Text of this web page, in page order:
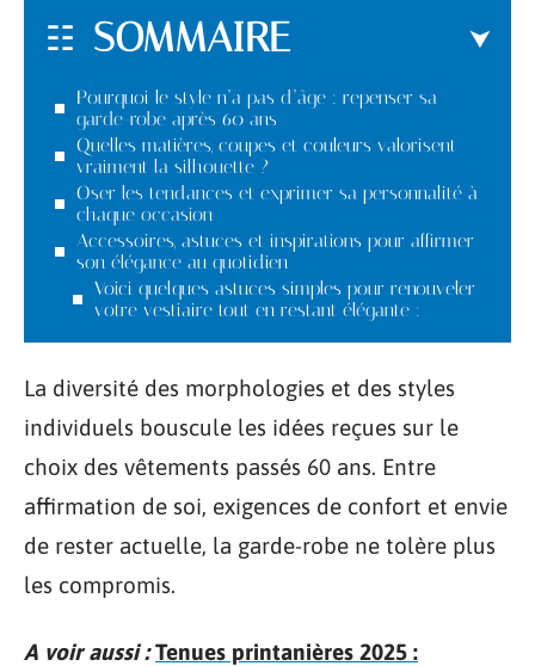
SOMMAIRE
Pourquoi le style n’a pas d’âge : repenser sa
garde-robe après 60 ans
Quelles matières, coupes et couleurs valorisent
vraiment la silhouette ?
Oser les tendances et exprimer sa personnalité à
chaque occasion
Accessoires, astuces et inspirations pour affirmer
son élégance au quotidien
Voici quelques astuces simples pour renouveler
votre vestiaire tout en restant élégante :
La diversité des morphologies et des styles
individuels bouscule les idées reçues sur le
choix des vêtements passés 60 ans. Entre
affirmation de soi, exigences de confort et envie
de rester actuelle, la garde-robe ne tolère plus
les compromis.
A voir aussi : Tenues printanières 2025 :